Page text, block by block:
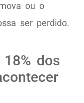
ou o
ser perdido.
dos